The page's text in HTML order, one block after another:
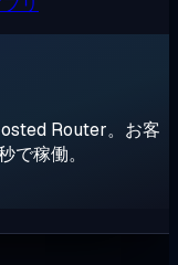
Router。お客
で稼働。